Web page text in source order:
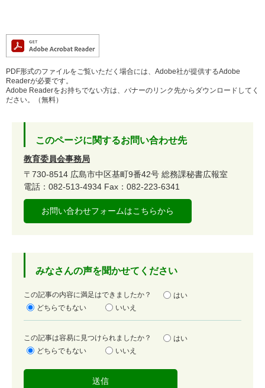
PDF形式のファイルをご覧いただく場合には、Adobe社が提供するAdobe
Readerが必要です。
Adobe Readerをお持ちでない方は、バナーのリンク先からダウンロードしてく
ださい。（無料）
このページに関するお問い合わせ先
教育委員会事務局
〒730-8514 広島市中区基町9番42号 総務課秘書広報室
電話：082-513-4934 Fax：082-223-6341
お問い合わせフォームはこちらから
みなさんの声を聞かせてください
満
足
この記事の内容に満足はできましたか？
はい
どちらでもない
いいえ
容
易
この記事は容易に見つけられましたか？
はい
どちらでもない
いいえ